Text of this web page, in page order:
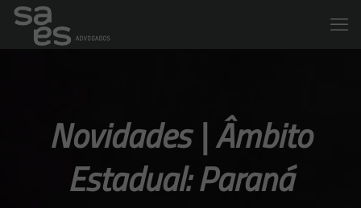
Novidades | Âmbito
Estadual: Paraná